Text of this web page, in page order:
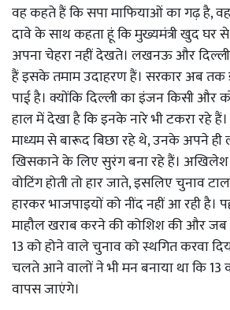
वह कहते हैं कि सपा माफियाओं का गढ़ है,
दावे के साथ कहता हूं कि मुख्यमंत्री खुद
अपना चेहरा नहीं देखते। लखनऊ और
हैं इसके तमाम उदाहरण हैं। सरकार अब तक
पाई है। क्योंकि दिल्ली का इंजन किसी और
हाल में देखा है कि इनके नारे भी टकरा रहे
माध्यम से बारूद बिछा रहे थे, उनके अपने ही
खिसकाने के लिए सुरंग बना रहे हैं। अखिलेश
वोटिंग होती तो हार जाते, इसलिए चुनाव
हारकर भाजपाइयों को नींद नहीं आ रही
माहौल खराब करने की कोशिश की और जब
13 को होने वाले चुनाव को स्थगित करवा
चलते आने वालों ने भी मन बनाया था कि 13
वापस जाएंगे।